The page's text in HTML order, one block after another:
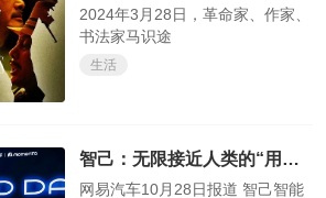
2024年3月28日，革命家、作家、
书法家马识途
生活
智己：无限接近人类的“用直觉”开车
网易汽车10月28日报道 智己智能